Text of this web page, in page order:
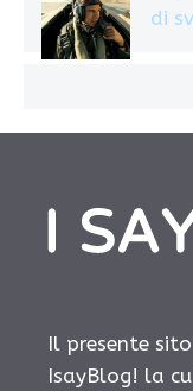
di
Il presente
IsayBlog! la